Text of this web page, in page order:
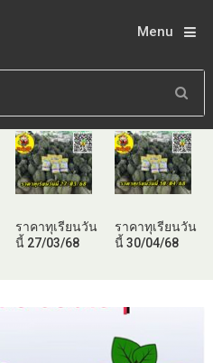
Menu
ราคาทุเรียนวัน
นี้ 27/03/68
ราคาทุเรียนวัน
นี้ 30/04/68